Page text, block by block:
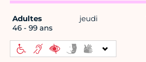
Adultes
46 - 99 ans
jeudi